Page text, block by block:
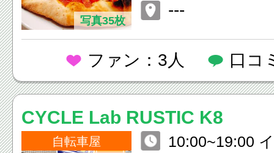
写真35枚
---
ファン：3人 口コ
CYCLE Lab RUSTIC K8
自転車屋
10:00~19:00